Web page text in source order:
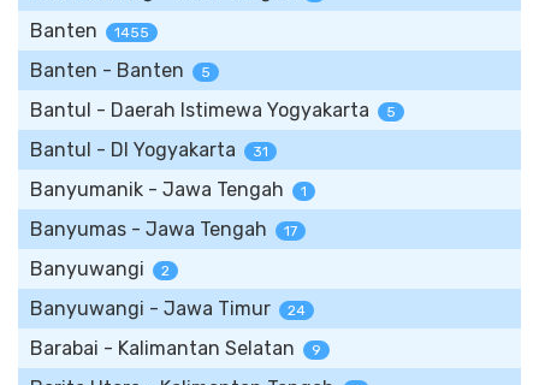
Banten 1455
Banten - Banten 5
Bantul - Daerah Istimewa Yogyakarta 5
Bantul - DI Yogyakarta 31
Banyumanik - Jawa Tengah 1
Banyumas - Jawa Tengah 17
Banyuwangi 2
Banyuwangi - Jawa Timur 24
Barabai - Kalimantan Selatan 9